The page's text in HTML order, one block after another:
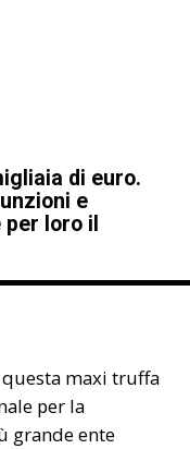
di euro.
e
loro il
maxi truffa
per la
grande ente